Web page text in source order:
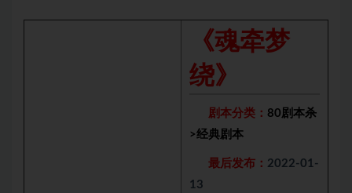
《魂牵梦
绕》
剧本分类： 80剧本杀
>经典剧本
最后发布： 2022-01-
13